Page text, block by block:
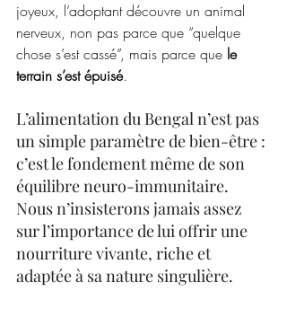
joyeux, l’adoptant découvre un animal
nerveux, non pas parce que “quelque
chose s’est cassé”, mais parce que le
terrain s’est épuisé.
L’alimentation du Bengal n’est pas
un simple paramètre de bien-être :
c’est le fondement même de son
équilibre neuro-immunitaire.
Nous n’insisterons jamais assez
sur l’importance de lui offrir une
nourriture vivante, riche et
adaptée à sa nature singulière.